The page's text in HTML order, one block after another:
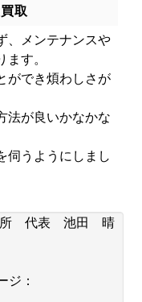
取
、メンテナンスや
す。
ができ煩わしさが
法が良いかなかな
伺うようにしまし
所 代表 池田 晴
ジ：